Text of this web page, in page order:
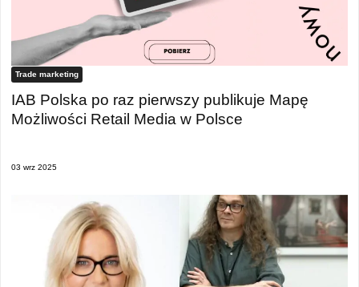
Trade marketing
IAB Polska po raz pierwszy publikuje Mapę
Możliwości Retail Media w Polsce
03 wrz 2025